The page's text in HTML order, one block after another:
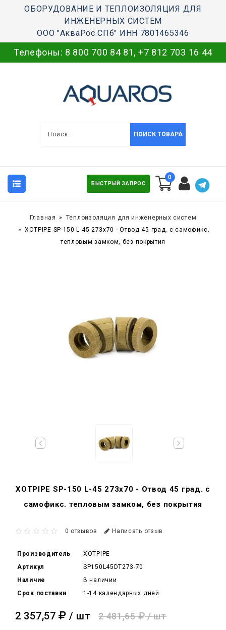
ОБОРУДОВАНИЕ И ТЕПЛОИЗОЛЯЦИЯ ДЛЯ
ИНЖЕНЕРНЫХ СИСТЕМ
ООО "АкваРос СПб" ИНН 7801465346
Телефоны: 8 800 700 84 81, +7 812 703 16 44
ПОИСК ТОВАРА
БЫСТРЫЙ ЗАПРОС
0
Главная
Теплоизоляция для инженерных систем
XOTPIPE SP-150 L-45 273x70 - Отвод 45 град. c самофикс.
тепловым замком, без покрытия
XOTPIPE SP-150 L-45 273x70 - Отвод 45 град. c
самофикс. тепловым замком, без покрытия
0 отзывов Написать отзыв
Производитель
XOTPIPE
Артикул
SP150L45DT273-70
Наличие
В наличии
Срок поставки
1-14 календарных дней
2 357,57 / шт 2 481,65 / шт